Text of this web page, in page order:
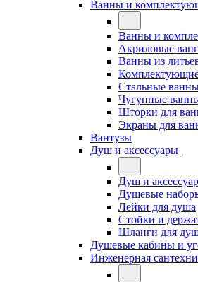
Ванны и
Ванны и
Акриловые
Ванны из
Стальные
Чугунные
Шторки для
Экраны для
Вантузы
Душ и аксессуары
Душ и
Душевые
Лейки для душа
Стойки и
Шланги для
Душевые кабины и
Инженерная